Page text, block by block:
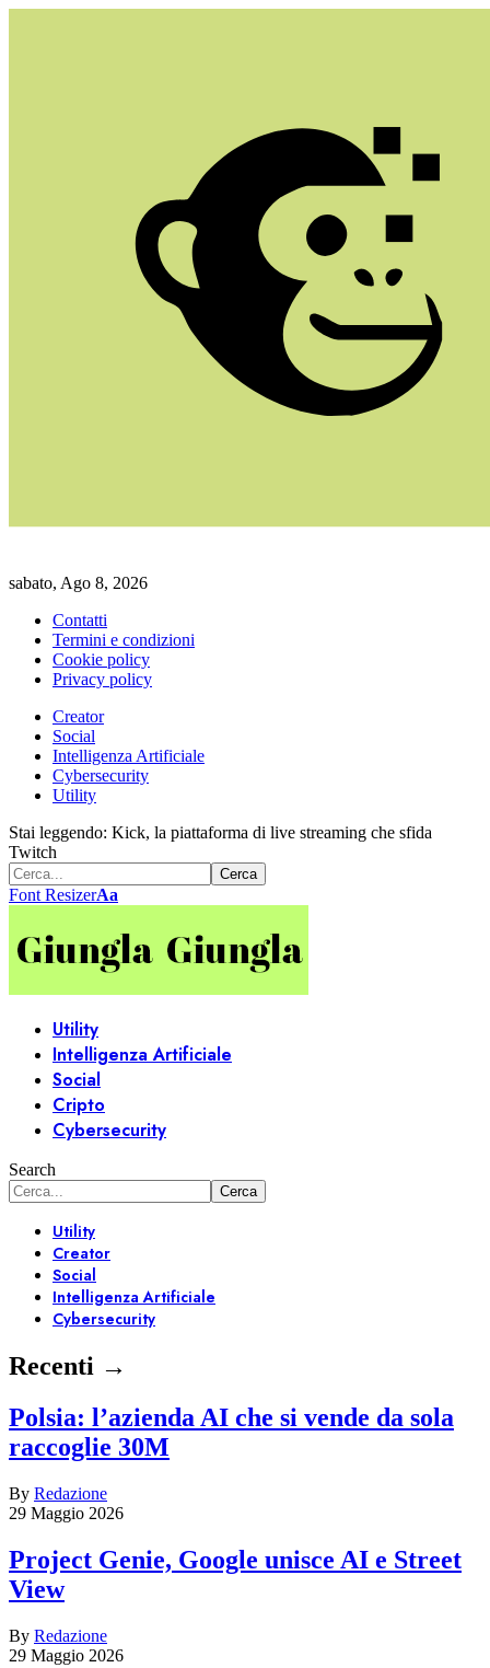
sabato, Ago 8, 2026
Contatti
Termini e condizioni
Cookie policy
Privacy policy
Creator
Social
Intelligenza Artificiale
Cybersecurity
Utility
Stai leggendo: Kick, la piattaforma di live streaming che sfida
Twitch
Font ResizerAa
Utility
Intelligenza Artificiale
Social
Cripto
Cybersecurity
Search
Utility
Creator
Social
Intelligenza Artificiale
Cybersecurity
Recenti →
Polsia: l’azienda AI che si vende da sola
raccoglie 30M
By Redazione
29 Maggio 2026
Project Genie, Google unisce AI e Street
View
By Redazione
29 Maggio 2026